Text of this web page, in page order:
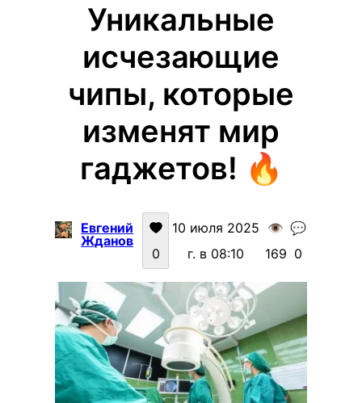
Уникальные
исчезающие
чипы, которые
изменят мир
гаджетов! 🔥
Евгений
Жданов
0
10 июля 2025
г. в 08:10
👁️
169
💬
0